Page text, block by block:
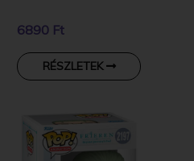
6890 Ft
RÉSZLETEK